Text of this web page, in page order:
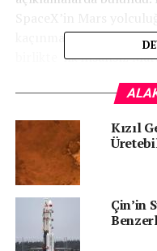
kaçınmadı. Buna göre
birlikte ilk insansız
Verilen bilgilere göre
uzaya gidecek. Bir
Ay görevi
Starship ile birlikte
Kızıl
Çin’in